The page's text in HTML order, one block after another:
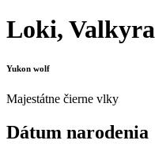
Loki, Valkyra
Yukon wolf
Majestátne čierne vlky
Dátum narodenia